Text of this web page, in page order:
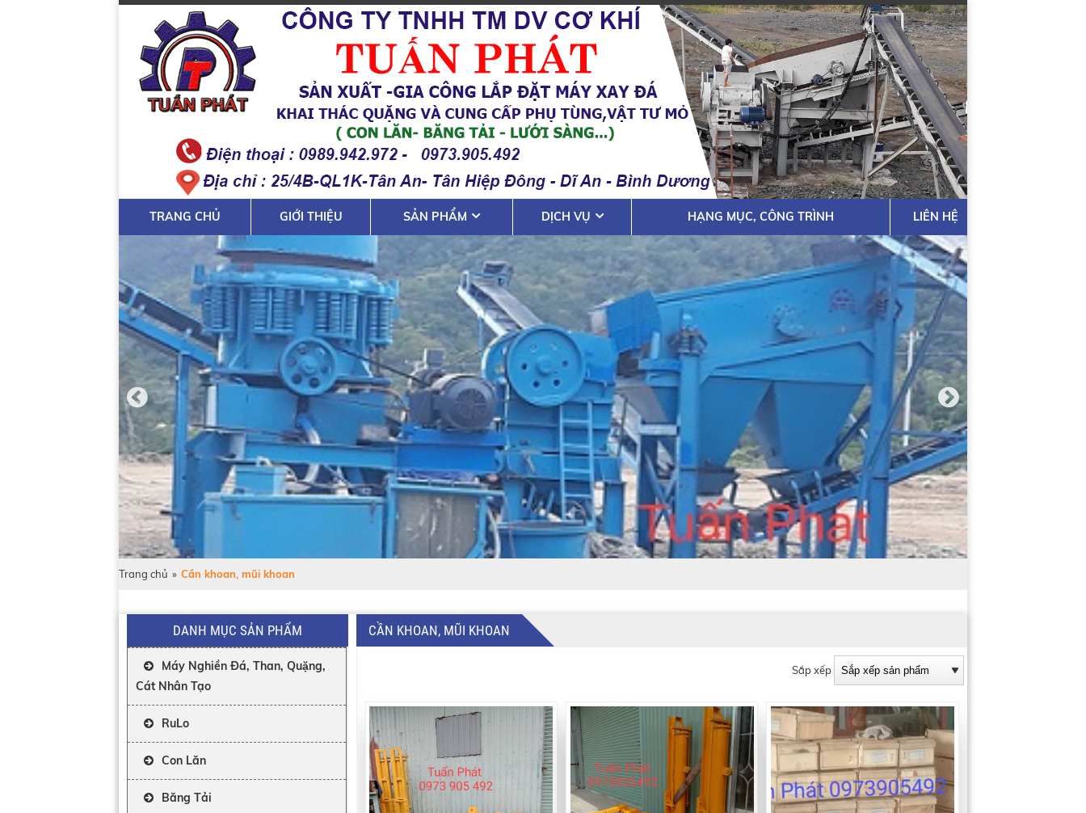
TRANG CHỦ GIỚI THIỆU SẢN PHẨM DỊCH VỤ HẠNG MỤC, CÔNG TRÌNH LIÊN HỆ
Trang chủ » Cần khoan, mũi khoan
DANH MỤC SẢN PHẨM
Máy Nghiền Đá, Than, Quặng,
Cát Nhân Tạo
RuLo
Con Lăn
Băng Tải
CẦN KHOAN, MŨI KHOAN
Sắp xếp